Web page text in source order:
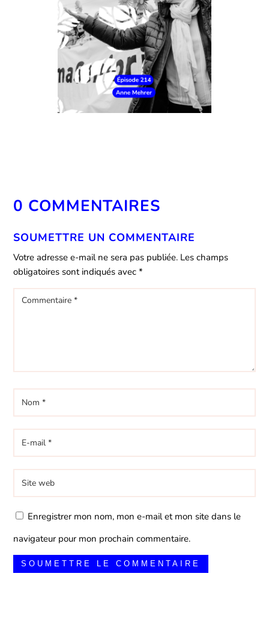
0 COMMENTAIRES
SOUMETTRE UN COMMENTAIRE
Votre adresse e-mail ne sera pas publiée. Les champs
obligatoires sont indiqués avec*
Enregistrer mon nom, mon e-mail et mon site dans le
navigateur pour mon prochain commentaire.
SOUMETTRE LE COMMENTAIRE